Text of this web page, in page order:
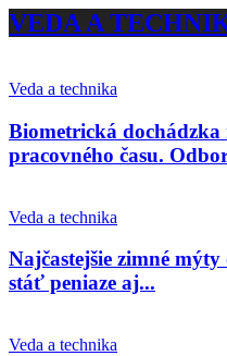
VEDA A
Veda a technika
Biometrická dochádzka
pracovného času.
Veda a technika
Najčastejšie zimné
stáť peniaze aj...
Veda a technika